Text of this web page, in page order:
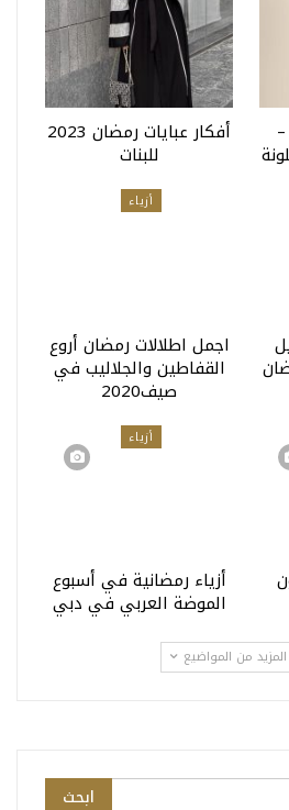
أفكار عبايات رمضان 2023
للبنات
أزياء
اجمل اطلالات رمضان أروع
القفاطين والجلاليب في
صيف2020
أزياء
أزياء رمضانية في أسبوع
الموضة العربي في دبي
من المواضيع